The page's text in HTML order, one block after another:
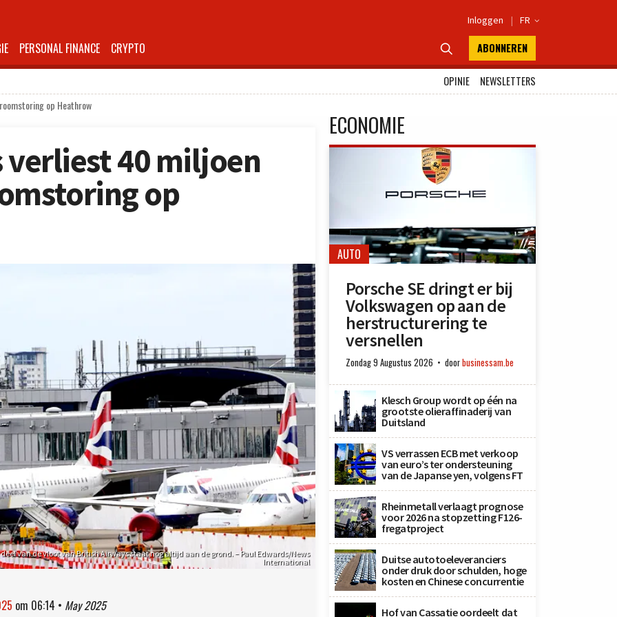
Inloggen | FR 
PERSONAL FINANCE CRYPTO  ABONNEREN
OPINIE
NEWSLETTERS
op Heathrow
40 miljoen
op
van de vloot van British Airways staat nog altijd aan de grond. – Paul Edwards/News
International
om 06:14 • May 2025
ECONOMIE
AUTO
Porsche SE dringt er bij
Volkswagen op aan de
herstructurering te
versnellen
Zondag 9 Augustus 2026 doorbusinessam.be
Klesch Group wordt op één na
grootste olieraffinaderij van
Duitsland
VS verrassen ECB met verkoop
van euro’s ter ondersteuning
van de Japanse yen, volgens FT
Rheinmetall verlaagt prognose
voor 2026 na stopzetting F126-
fregatproject
Duitse autotoeleveranciers
onder druk door schulden, hoge
kosten en Chinese concurrentie
Hof van Cassatie oordeelt dat